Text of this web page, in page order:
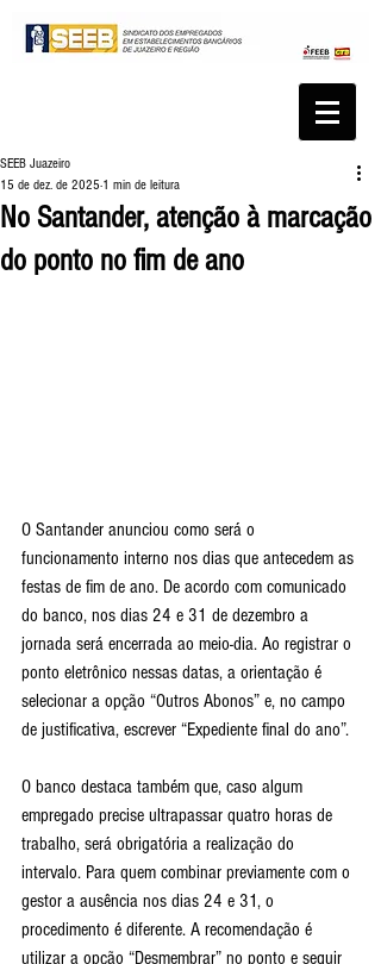
No Santander, atenção à marcação
do ponto no fim de ano
SEEB Juazeiro
15 de dez. de 2025 1 min de leitura
O Santander anunciou como será o
funcionamento interno nos dias que antecedem as
festas de fim de ano. De acordo com comunicado
do banco, nos dias 24 e 31 de dezembro a
jornada será encerrada ao meio-dia. Ao registrar o
ponto eletrônico nessas datas, a orientação é
selecionar a opção “Outros Abonos” e, no campo
de justificativa, escrever “Expediente final do ano”.
O banco destaca também que, caso algum
empregado precise ultrapassar quatro horas de
trabalho, será obrigatória a realização do
intervalo. Para quem combinar previamente com o
gestor a ausência nos dias 24 e 31, o
procedimento é diferente. A recomendação é
utilizar a opção “Desmembrar” no ponto e seguir